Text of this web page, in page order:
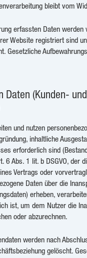
bleibt vom
erfassten Daten werden
Website registriert sind
Gesetzliche
Daten (Kunden- und
und nutzen
inhaltliche
erforderlich sind
6 Abs. 1 lit. b DSGVO, der
Vertrags oder
Daten über die
erheben,
ist, um dem Nutzer die
oder abzurechnen.
werden nach
gelöscht.